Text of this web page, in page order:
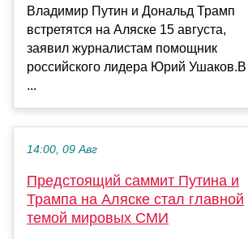
Владимир Путин и Дональд Трамп
встретятся на Аляске 15 августа,
заявил журналистам помощник
российского лидера Юрий Ушаков.В
...
14:00, 09 Авг
Предстоящий саммит Путина и
Трампа на Аляске стал главной
темой мировых СМИ